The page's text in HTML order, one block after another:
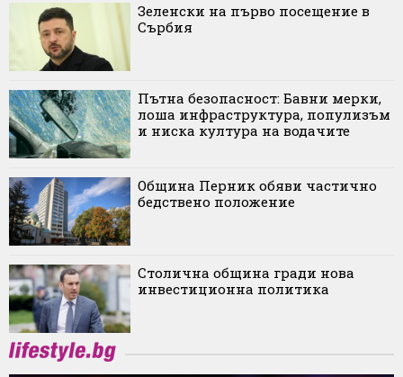
Зеленски на първо посещение в
Сърбия
Пътна безопасност: Бавни мерки,
лоша инфраструктура, популизъм
и ниска култура на водачите
Община Перник обяви частично
бедствено положение
Столична община гради нова
инвестиционна политика